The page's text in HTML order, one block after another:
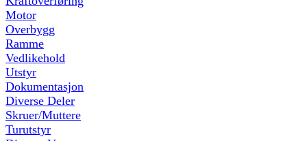
Motor
Overbygg
Ramme
Vedlikehold
Utstyr
Dokumentasjon
Diverse Deler
Skruer/Muttere
Turutstyr